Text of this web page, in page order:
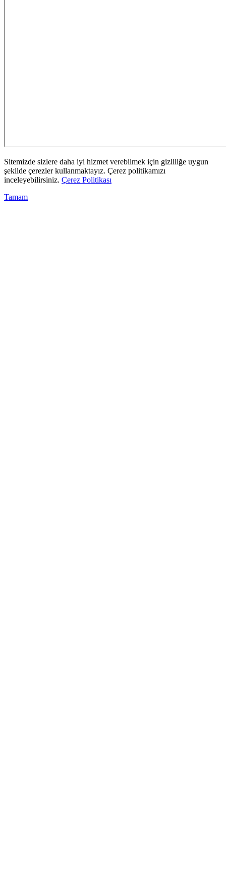
Sitemizde sizlere daha iyi hizmet verebilmek için gizliliğe uygun
şekilde çerezler kullanmaktayız. Çerez politikamızı
inceleyebilirsiniz. Çerez Politikası
Tamam